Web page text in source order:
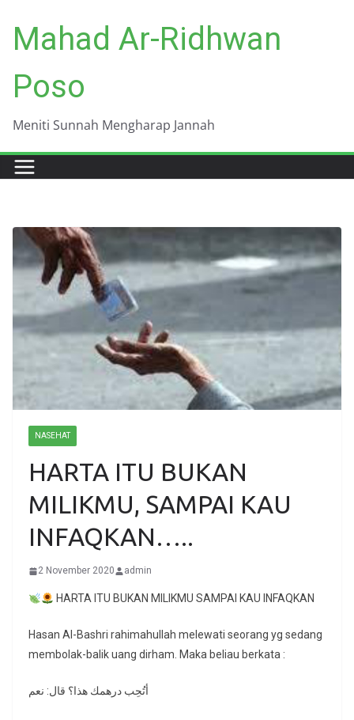
content
Mahad Ar-Ridhwan
Poso
Meniti Sunnah Mengharap Jannah
NASEHAT
HARTA ITU BUKAN
MILIKMU, SAMPAI KAU
INFAQKAN…..
2 November 2020 admin
HARTA ITU BUKAN MILIKMU SAMPAI KAU INFAQKAN
Hasan Al-Bashri rahimahullah melewati seorang yg sedang
membolak-balik uang dirham. Maka beliau berkata :
أتُحِب درهمك هذا؟ قال: نعم